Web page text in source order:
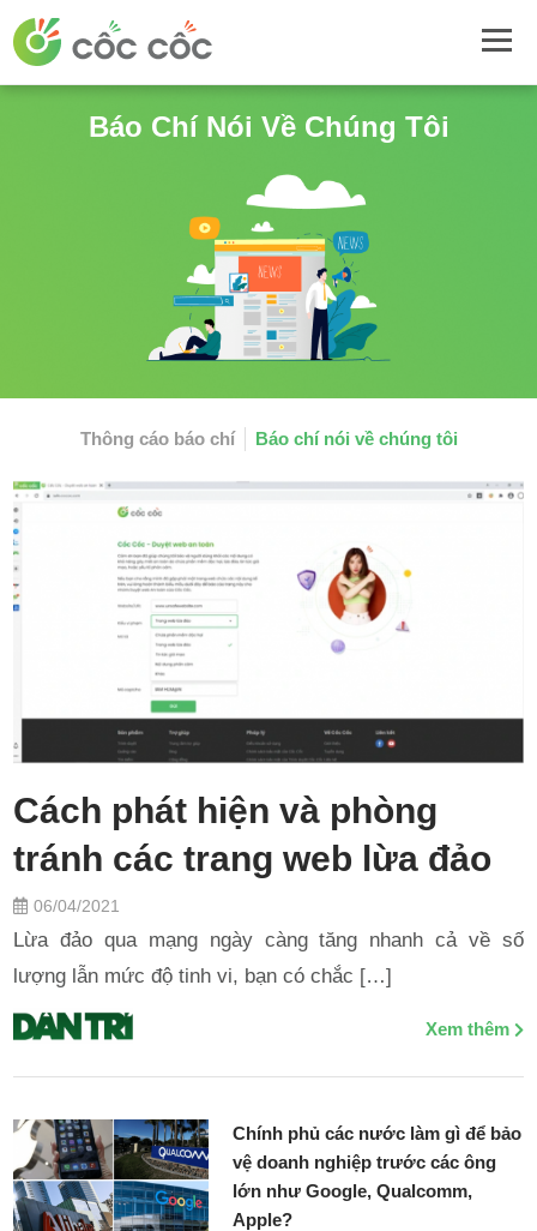
Báo Chí Nói Về Chúng Tôi
Thông cáo báo chí Báo chí nói về chúng tôi
Cách phát hiện và phòng
tránh các trang web lừa đảo
06/04/2021
Lừa đảo qua mạng ngày càng tăng nhanh cả về số
lượng lẫn mức độ tinh vi, bạn có chắc […]
Xem thêm
Chính phủ các nước làm gì để bảo
vệ doanh nghiệp trước các ông
lớn như Google, Qualcomm,
Apple?